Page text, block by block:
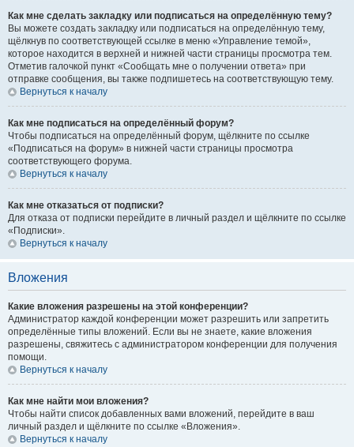
Как мне сделать закладку или подписаться на определённую тему?
Вы можете создать закладку или подписаться на определённую тему,
щёлкнув по соответствующей ссылке в меню «Управление темой»,
которое находится в верхней и нижней части страницы просмотра тем.
Отметив галочкой пункт «Сообщать мне о получении ответа» при
отправке сообщения, вы также подпишетесь на соответствующую тему.
Вернуться к началу
Как мне подписаться на определённый форум?
Чтобы подписаться на определённый форум, щёлкните по ссылке
«Подписаться на форум» в нижней части страницы просмотра
соответствующего форума.
Вернуться к началу
Как мне отказаться от подписки?
Для отказа от подписки перейдите в личный раздел и щёлкните по ссылке
«Подписки».
Вернуться к началу
Вложения
Какие вложения разрешены на этой конференции?
Администратор каждой конференции может разрешить или запретить
определённые типы вложений. Если вы не знаете, какие вложения
разрешены, свяжитесь с администратором конференции для получения
помощи.
Вернуться к началу
Как мне найти мои вложения?
Чтобы найти список добавленных вами вложений, перейдите в ваш
личный раздел и щёлкните по ссылке «Вложения».
Вернуться к началу